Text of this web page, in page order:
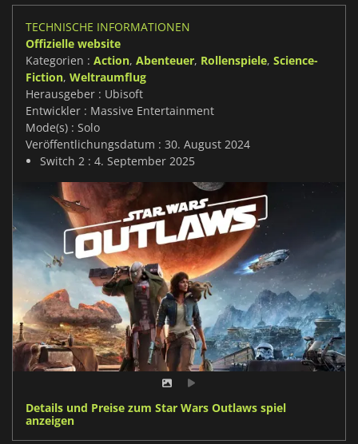
TECHNISCHE INFORMATIONEN
Offizielle website
Kategorien : Action, Abenteuer, Rollenspiele, Science-
Fiction, Weltraumflug
Herausgeber : Ubisoft
Entwickler : Massive Entertainment
Mode(s) : Solo
Veröffentlichungsdatum : 30. August 2024
Switch 2 : 4. September 2025
Details und Preise zum Star Wars Outlaws spiel
anzeigen